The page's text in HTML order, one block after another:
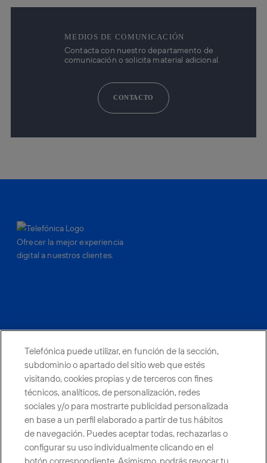
MEDIOS DE COMUNICACIÓN
Contacta con nuestro departamento de
comunicación o solicita material adicional.
CONTACTO
Ofrecer la mejor experiencia
digital a nuestros clientes.
CONTACTO
Telefónica en redes sociales
Canal de Denuncias
Telefónica puede utilizar, en función de la sección,
subdominio o apartado del sitio web que estés
visitando, cookies propias y de terceros con fines
técnicos, analíticos, de personalización, redes
sociales y/o para mostrarte publicidad personalizada
en base a un perfil elaborado a partir de tus hábitos
de navegación. Puedes aceptar todas, rechazarlas o
configurar su uso individualmente clicando en el